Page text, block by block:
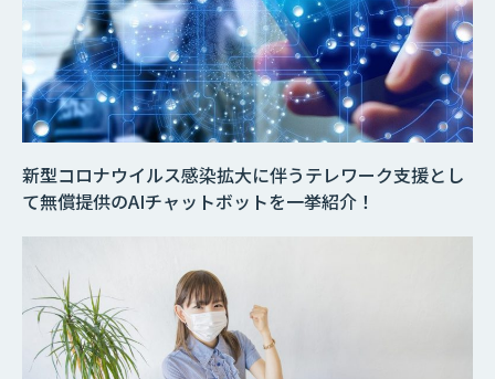
新型コロナウイルス感染拡大に伴うテレワーク支援とし
て無償提供のAIチャットボットを一挙紹介！